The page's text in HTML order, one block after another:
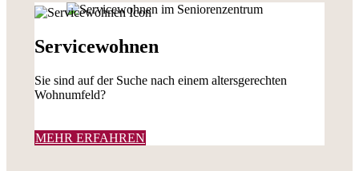
Servicewohnen
Sie sind auf der Suche nach einem altersgerechten
Wohnumfeld?
MEHR ERFAHREN